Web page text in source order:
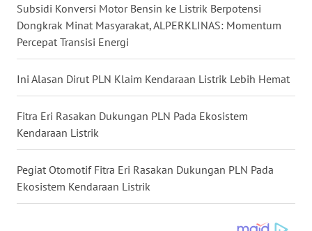
Subsidi Konversi Motor Bensin ke Listrik Berpotensi
Dongkrak Minat Masyarakat, ALPERKLINAS: Momentum
Percepat Transisi Energi
Ini Alasan Dirut PLN Klaim Kendaraan Listrik Lebih Hemat
Fitra Eri Rasakan Dukungan PLN Pada Ekosistem
Kendaraan Listrik
Pegiat Otomotif Fitra Eri Rasakan Dukungan PLN Pada
Ekosistem Kendaraan Listrik
KUNINGAN
WN
WN
SUBANG
WN
SUKABUMI